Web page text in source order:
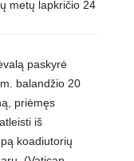
metų lapkričio 24
paskyrė
balandžio 20
priėmęs
iš
koadiutorių